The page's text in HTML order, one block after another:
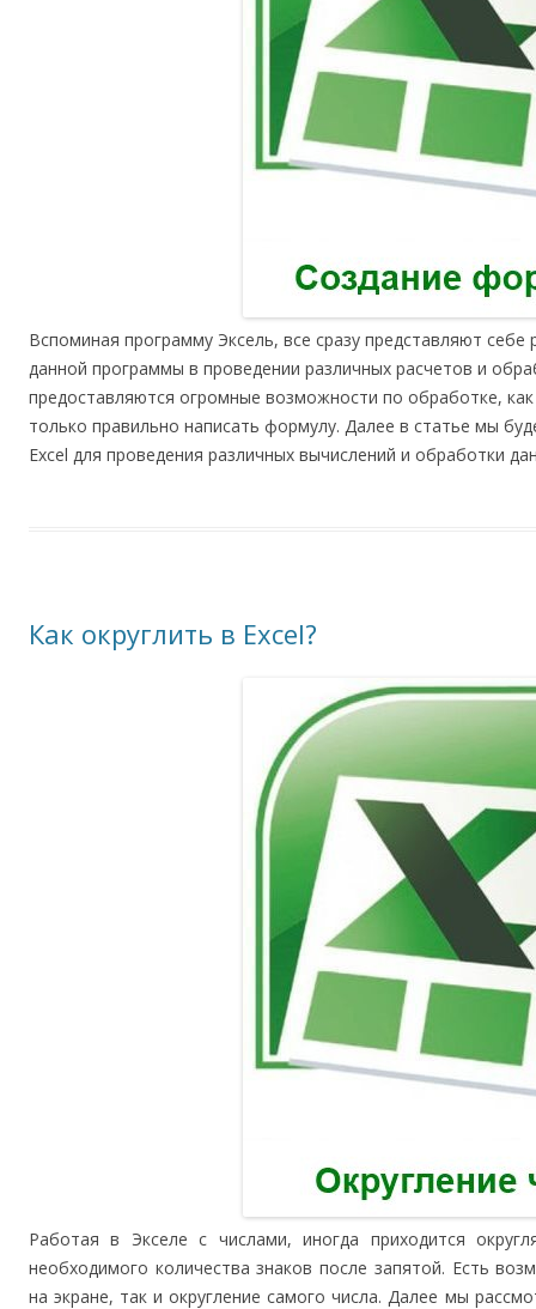
Вспоминая программу Эксель, все сразу представляют
данной программы в проведении различных расчетов и
предоставляются огромные возможности по обработке, как
только правильно написать формулу. Далее в статье мы
Excel для проведения различных вычислений и обработки
Как округлить в Excel?
Работая в Экселе с числами, иногда приходится
необходимого количества знаков после запятой. Есть
на экране, так и округление самого числа. Далее мы